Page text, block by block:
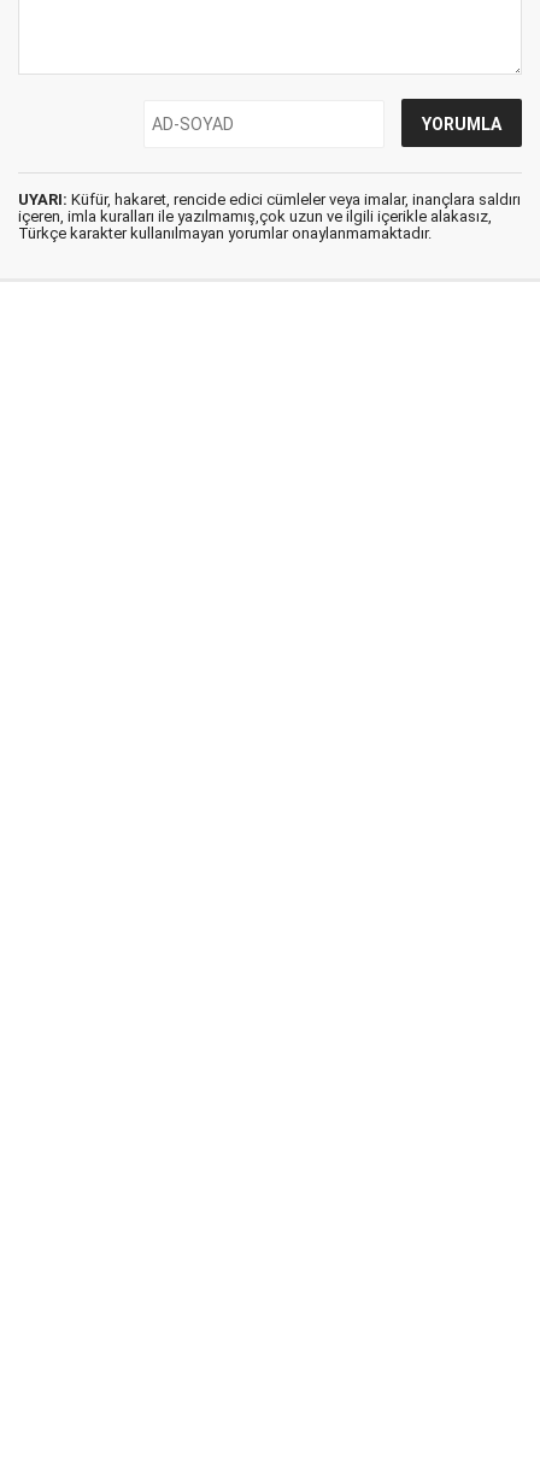
UYARI: Küfür, hakaret, rencide edici cümleler veya imalar, inançlara saldırı
içeren, imla kuralları ile yazılmamış,çok uzun ve ilgili içerikle alakasız,
Türkçe karakter kullanılmayan yorumlar onaylanmamaktadır.